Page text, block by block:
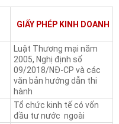
GIẤY PHÉP KINH DOANH
Luật Thương mại năm
2005, Nghị định số
09/2018/NĐ-CP và các
văn bản hướng dẫn thi
hành
Tổ chức kinh tế có vốn
đầu tư nước ngoài